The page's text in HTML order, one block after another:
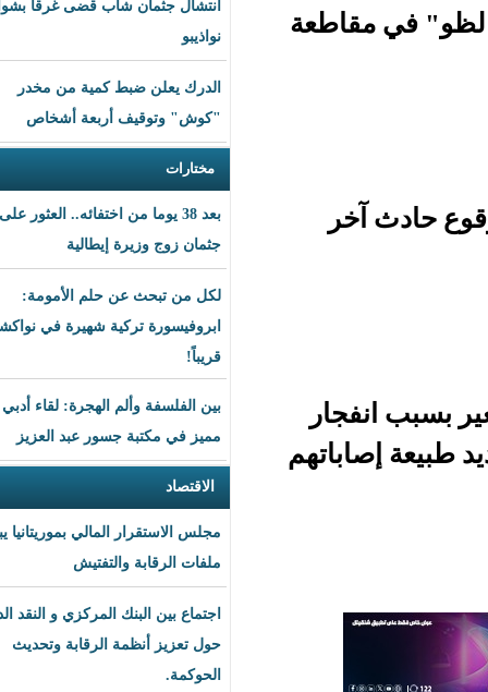
انتشال جثمان شاب قضى غرقا بشواطئ
نواذيبو
الدرك يعلن ضبط كمية من مخدر
"كوش" وتوقيف أربعة أشخاص
بعد 38 يوما من اختفائه.. العثور على
جثمان زوج وزيرة إيطالية
لكل من تبحث عن حلم الأمومة:
ابروفيسورة تركية شهيرة في نواكشوط
بين الفلسفة وألم الهجرة: لقاء أدبي
مميز في مكتبة جسور عبد العزيز
مجلس الاستقرار المالي بموريتانيا يبحث
ملفات الرقابة والتفتيش
اجتماع بين البنك المركزي و النقد الدولي
حول تعزيز أنظمة الرقابة وتحديث